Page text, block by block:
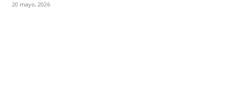
20 mayo, 2026